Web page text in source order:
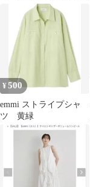
ピース ネイビー
¥500
emmi ストライプシャ
ツ 黄緑